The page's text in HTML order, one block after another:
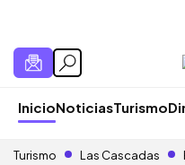
InicioNoticiasTurismo
Turismo Las Cascadas